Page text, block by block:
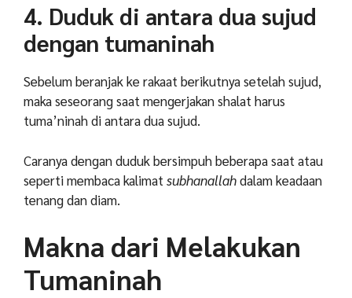
4. Duduk di antara dua sujud
dengan tumaninah
Sebelum beranjak ke rakaat berikutnya setelah sujud,
maka seseorang saat mengerjakan shalat harus
tuma’ninah di antara dua sujud.
Caranya dengan duduk bersimpuh beberapa saat atau
seperti membaca kalimat subhanallahdalam keadaan
tenang dan diam.
Makna dari Melakukan
Tumaninah